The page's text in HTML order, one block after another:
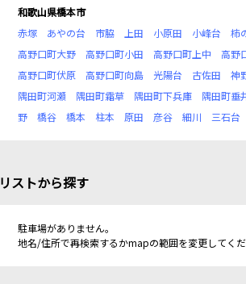
和歌山県橋本市
赤塚
あやの台 市脇 上田 小原田 小峰台 柿
高野口町大野
高野口町小田 高野口町上中 高野
高野口町伏原
高野口町向島 光陽台 古佐田 神
隅田町河瀬
隅田町霜草 隅田町下兵庫 隅田町垂
野
橋谷 橋本 柱本 原田 彦谷 細川 三石台
リストから探す
駐車場がありません。
地名/住所で再検索するかmapの範囲を変更してくだ